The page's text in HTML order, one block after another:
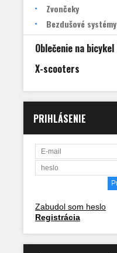
Zvončeky
Bezdušové systémy
Oblečenie na bicykel
X-scooters
PRIHLÁSENIE
Zabudol som heslo
Registrácia